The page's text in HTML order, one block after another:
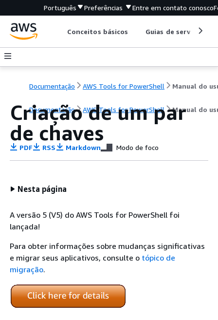
Português Preferências Entre em contato conosco
Conceitos básicos Guias de serviço
Documentação AWS Tools for PowerShell
Documentação AWS Tools for PowerShell Manual do
Criação de um par
de chaves
PDF RSS Markdown Modo de foco
Nesta página
A versão 5 (V5) do AWS Tools for PowerShell foi
lançada!
Para obter informações sobre mudanças significativas
e migrar seus aplicativos, consulte o tópico de
migração.